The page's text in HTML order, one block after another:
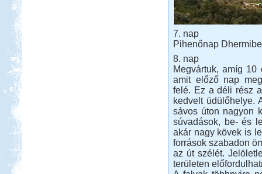
7. nap
Pihenőnap
8. nap
Megvártuk, amíg
amit előző nap
felé. Ez a déli rész
kedvelt üdülőhelye.
sávos úton nagyon
súvadások, be- és
akár nagy kövek is
források szabadon
az út szélét.
területen